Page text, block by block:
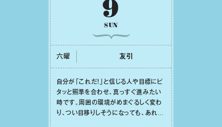
9
SUN
六曜 友引
⾃分が「これだ！」と信じる⼈や⽬標にピ
タッと照準を合わせ、真っすぐ進みたい
時です。周囲の環境がめまぐるしく変わ
り、つい⽬移りしそうになっても、あれこ